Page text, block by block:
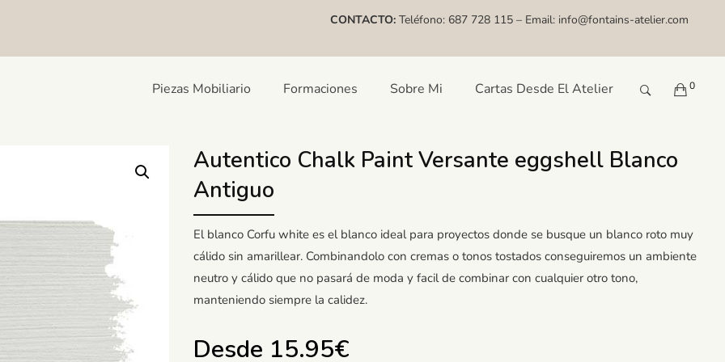
CONTACTO: Teléfono: 687 728 115 – Email: info@fontains-atelier.com
Piezas Mobiliario Formaciones Sobre Mi Cartas Desde El Atelier 0
Autentico Chalk Paint Versante eggshell Blanco
Antiguo
El blanco Corfu white es el blanco ideal para proyectos donde se busque un blanco roto muy
cálido sin amarillear. Combinandolo con cremas o tonos tostados conseguiremos un ambiente
neutro y cálido que no pasará de moda y facil de combinar con cualquier otro tono,
manteniendo siempre la calidez.
Desde 15.95€